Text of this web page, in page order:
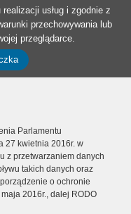
usług i zgodnie z
przechowywania lub
przeglądarce.
Parlamentu
27 kwietnia 2016r. w
z przetwarzaniem danych
takich danych oraz
o ochronie
2016r., dalej RODO